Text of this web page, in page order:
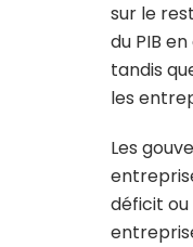
sur le
du PIB
tandis
les
Les
déficit